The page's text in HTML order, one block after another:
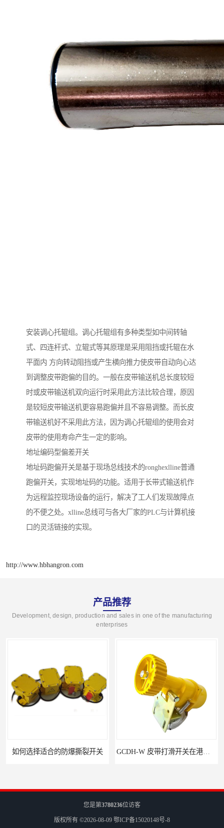
安装调心托辊组。调心托辊组有多种类型如中间转轴
式、四连杆式、立辊式等其原理是采用阻挡或托辊在水
平面内 方向转动阻挡或产生横向推力使皮带自动向心达
到调整皮带跑偏的目的。一般在皮带输送机总长度较短
时或皮带输送机双向运行时采用此方法比较合理，原因
是较短皮带输送机更容易跑偏并且不容易调整。而长皮
带输送机好不采用此方法，因为调心托辊组的使用会对
皮带的使用寿命产生一定的影响。
地址编码型偏差开关
地址码跑偏开关是基于现场总线技术的ronghexlline普通
跑偏开关，实现地址码的功能。适用于长带式输送机作
为远程监控现场设备的运行，解决了工人们发现故障点
的不便之处。xlline总线可与各大厂家的PLC与计算机接
口的灵活链接的实现。
http://www.hbhangron.com
产品推荐
Development, design, production and sales in one of the manufacturing
enterprises
裂开关 GCDH-W 皮带打滑开关在港口码头的应用
您是第3780236位访客
版权所有 ©2026-08-09 鄂ICP备15020148号-8